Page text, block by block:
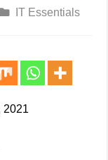
IT Essentials
2021